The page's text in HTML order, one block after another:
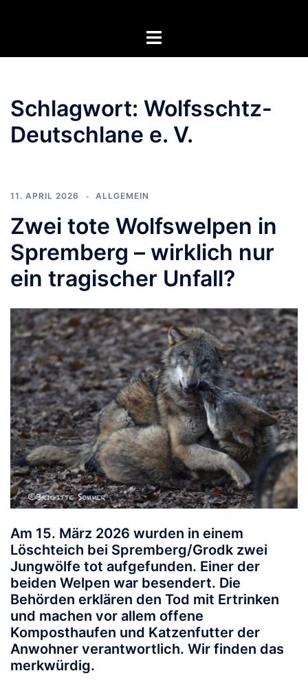
Menü
Schlagwort: Wolfsschtz-
Deutschlane e. V.
11. APRIL 2026 ALLGEMEIN
Zwei tote Wolfswelpen in
Spremberg – wirklich nur
ein tragischer Unfall?
Am 15. März 2026 wurden in einem
Löschteich bei Spremberg/Grodk zwei
Jungwölfe tot aufgefunden. Einer der
beiden Welpen war besendert. Die
Behörden erklären den Tod mit Ertrinken
und machen vor allem offene
Komposthaufen und Katzenfutter der
Anwohner verantwortlich. Wir finden das
merkwürdig.